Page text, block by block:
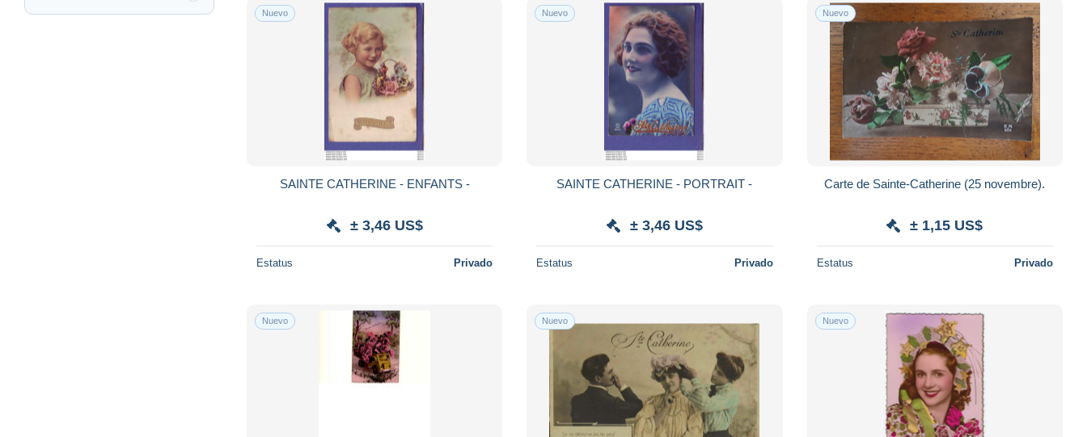
Nuevo
SAINTE CATHERINE - ENFANTS -
± 3,46 US$
Estatus Privado
Nuevo
SAINTE CATHERINE - PORTRAIT -
± 3,46 US$
Estatus Privado
Nuevo
Carte de Sainte-Catherine (25 novembre).
± 1,15 US$
Estatus Privado
Nuevo Nuevo Nuevo